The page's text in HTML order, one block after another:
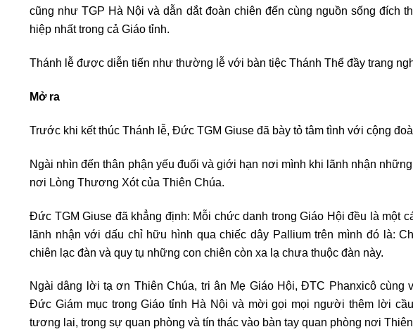
cũng như TGP Hà Nội và dẫn dắt đoàn chiên đến cùng nguồn sống đích
hiệp nhất trong cả Giáo tỉnh.
Thánh lễ được diễn tiến như thường lễ với bàn tiệc Thánh Thể đầy trang
Mở ra
Trước khi kết thúc Thánh lễ, Đức TGM Giuse đã bày tỏ tâm tình với cộng
Ngài nhìn đến thân phận yếu đuối và giới hạn nơi mình khi lãnh nhận
nơi Lòng Thương Xót của Thiên Chúa.
Đức TGM Giuse đã khẳng định: Mỗi chức danh trong Giáo Hội đều là một
lãnh nhận với dấu chỉ hữu hình qua chiếc dây Pallium trên mình đó là:
chiên lạc đàn và quy tụ những con chiên còn xa lạ chưa thuộc đàn này.
Ngài dâng lời tạ ơn Thiên Chúa, tri ân Mẹ Giáo Hội, ĐTC Phanxicô
Đức Giám mục trong Giáo tỉnh Hà Nội và mời gọi mọi người thêm lời
tương lai, trong sự quan phòng và tín thác vào bàn tay quan phòng nơi